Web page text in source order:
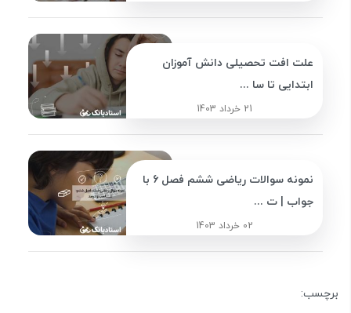
علت افت تحصیلی دانش آموزان
ابتدایی تا سا ...
21 خرداد 1403
نمونه سوالات ریاضی ششم فصل 6 با
جواب | ت ...
02 خرداد 1403
برچسب: